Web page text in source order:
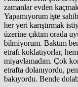
zamanlar evden
Yapamıyorum işte
her yeri karıştırmak
üzerine çıktım orada
bilmiyorum. Baktım
etrafı koklatıyorlar,
miyavlamadım. Çok
etrafta dolanıyordu,
bakıyordu. Bende